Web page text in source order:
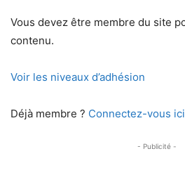
Vous devez être membre du site
contenu.
Voir les niveaux d’adhésion
Déjà membre ? Connectez-vous ici
- Publicité -